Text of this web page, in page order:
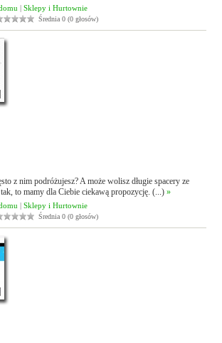
|Sklepy i Hurtownie
Średnia 0 (0 głosów)
z nim podróżujesz? A może wolisz długie spacery ze
to mamy dla Ciebie ciekawą propozycję. (...)»
|Sklepy i Hurtownie
Średnia 0 (0 głosów)